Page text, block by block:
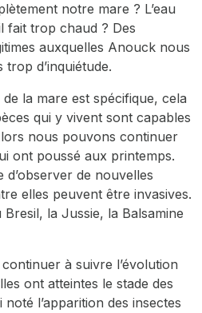
notre mare ? L’eau
fait trop chaud ? Des
auxquelles Anouck nous
d’inquiétude.
la mare est spécifique, cela
qui y vivent sont capables
nous pouvons continuer
ont poussé aux printemps.
d’observer de nouvelles
elles peuvent être invasives.
la Jussie, la Balsamine
à suivre l’évolution
ont atteintes le stade des
l’apparition des insectes